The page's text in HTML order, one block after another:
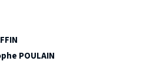
thérapie de groupe indispensable,
aussi avec le public pour le
Vous pouvez embrasser le marié !
POULAIN